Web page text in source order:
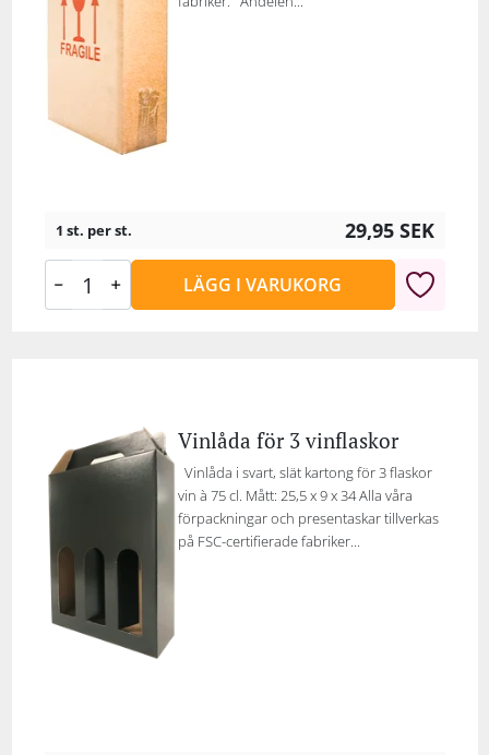
1 st. per st. 29,95 SEK
LÄGG I VARUKORG
Vinlåda för 3 vinflaskor
Vinlåda i svart, slät kartong för 3 flaskor
vin à 75 cl. Mått: 25,5 x 9 x 34 Alla våra
förpackningar och presentaskar tillverkas
på FSC-certifierade fabriker...